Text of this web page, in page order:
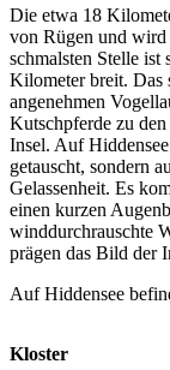
Die etwa 18
von Rügen und
schmalsten Stelle ist
Kilometer breit. Das
angenehmen
Kutschpferde zu
Insel. Auf
getauscht, sondern
Gelassenheit. Es
einen kurzen
winddurchrauschte
prägen das Bild der
Auf Hiddensee
Kloster